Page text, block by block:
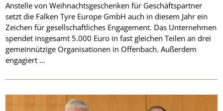
Anstelle von Weihnachtsgeschenken für Geschäftspartner
setzt die Falken Tyre Europe GmbH auch in diesem Jahr ein
Zeichen für gesellschaftliches Engagement. Das Unternehmen
spendet insgesamt 5.000 Euro in fast gleichen Teilen an drei
gemeinnützige Organisationen in Offenbach. Außerdem
engagiert …